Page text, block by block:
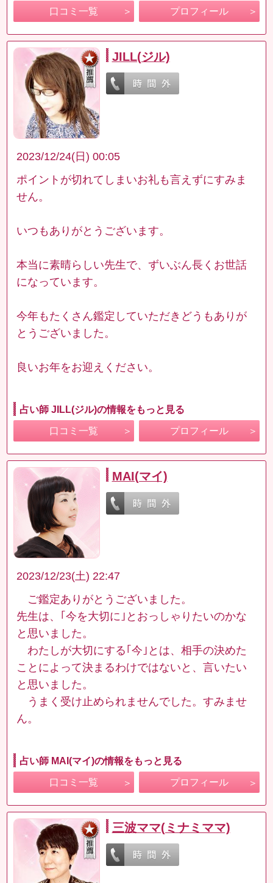
口コミ一覧 プロフィール
JILL(ジル)
2023/12/24(日) 00:05
ポイントが切れてしまいお礼も言えずにすみま
せん。
いつもありがとうございます。
本当に素晴らしい先生で、ずいぶん長くお世話
になっています。
今年もたくさん鑑定していただきどうもありが
とうございました。
良いお年をお迎えください。
占い師 JILL(ジル)の情報をもっと見る
口コミ一覧 プロフィール
MAI(マイ)
2023/12/23(土) 22:47
ご鑑定ありがとうございました。
先生は、｢今を大切に｣とおっしゃりたいのかな
と思いました。
わたしが大切にする｢今｣とは、相手の決めた
ことによって決まるわけではないと、言いたい
と思いました。
うまく受け止められませんでした。すみませ
ん。
占い師 MAI(マイ)の情報をもっと見る
口コミ一覧 プロフィール
三波ママ(ミナミママ)